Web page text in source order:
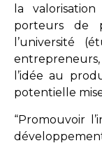
la
porteurs de
l’université
entrepreneurs,
l’idée au
potentielle
“Promouvoir